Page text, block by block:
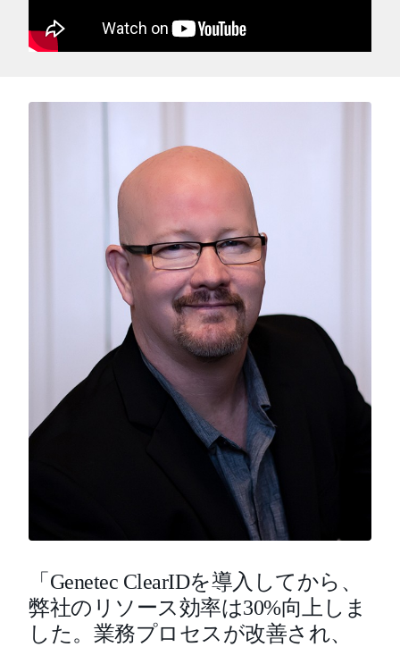
「Genetec ClearIDを導入してから、
弊社のリソース効率は30%向上しま
した。業務プロセスが改善され、